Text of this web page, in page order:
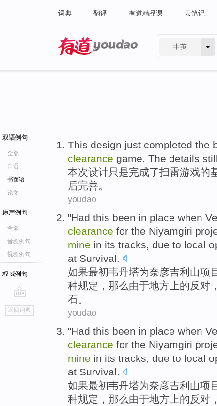
词典 翻译 有道精品课 云笔记
中英
双语例句
全部
口语
书面语
论文
原声例句
全部
音频例句
视频例句
权威例句
go
top
返回词典
This design just completed the
clearance game. The details
本次设计只是完成了扫雷游戏的
后完善。
youdao
"Had this been in place when
clearance for the Niyamgiri
mine in its tracks, due to local
at Survival.
如果最初韦丹塔为奈彦吉利 山项
种规定， 那么由于地方 上的反对
石。
youdao
"Had this been in place when
clearance for the Niyamgiri
mine in its tracks, due to local
at Survival.
如果最初韦丹塔为奈彦吉利 山项
种规定， 那么由于地方 上的反对